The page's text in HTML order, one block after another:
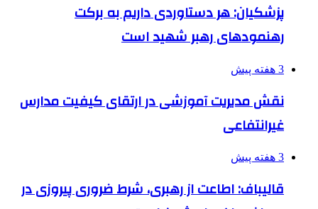
پزشکیان: هر دستاوردی داریم به برکت
رهنمودهای رهبر شهید است
3 هفته پیش
نقش مدیریت آموزشی در ارتقای کیفیت مدارس
غیرانتفاعی
3 هفته پیش
قالیباف: اطاعت از رهبری، شرط ضروری پیروزی در